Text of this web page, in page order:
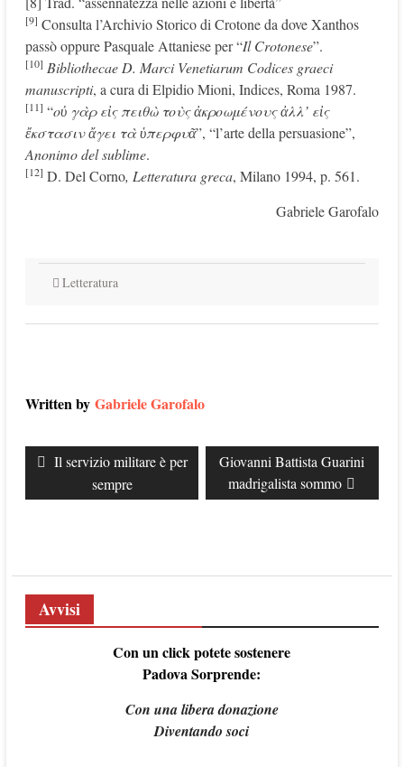
[9] Consulta l’Archivio Storico di Crotone da dove Xanthos
passò oppure Pasquale Attaniese per “Il Crotonese”.
[10] Bibliothecae D. Marci Venetiarum Codices graeci
manuscripti, a cura di Elpidio Mioni, Indices, Roma 1987.
[11] “οὐ γὰρ εἰς πειθὼτοὺςἀκροωμένουςἀλλ’ εἰς
ἔκστασινἄγει τὰὑπερφυᾶ”, “l’arte della persuasione”,
Anonimo del sublime.
[12] D. Del Corno, Letteratura greca, Milano 1994, p. 561.
Gabriele Garofalo
Letteratura
Written byGabriele Garofalo
Navigazione
articoli
Previous
Il servizio militare è per
sempre
Next
post:
Giovanni Battista Guarini
madrigalista sommo
Avvisi
Con un click potete sostenere
Padova Sorprende:
Con una libera donazione
Diventando soci